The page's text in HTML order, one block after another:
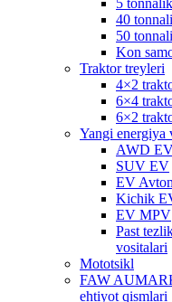
5
40
50
Kon
Traktor treyleri
4×2
6×4
6×2
Yangi energiya
AWD
SUV EV
EV
Kichik
EV MPV
Past
vositalari
Mototsikl
FAW
ehtiyot qismlari